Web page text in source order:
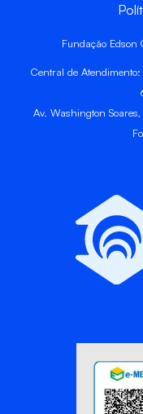
Fundação Edson
Central de
Av. Washington